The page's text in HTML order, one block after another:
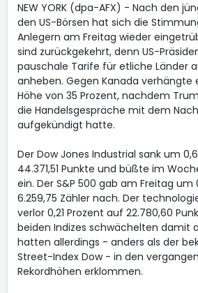
NEW YORK (dpa-AFX) - Nach den
den US-Börsen hat sich die
Anlegern am Freitag wieder
sind zurückgekehrt, denn US-
pauschale Tarife für etliche Länder
anheben. Gegen Kanada verhängte
Höhe von 35 Prozent, nachdem
die Handelsgespräche mit dem
aufgekündigt hatte.
Der Dow Jones Industrial sank um
44.371,51 Punkte und büßte im
ein. Der S&P 500 gab am Freitag um
6.259,75 Zähler nach. Der
verlor 0,21 Prozent auf 22.780,60
beiden Indizes schwächelten damit
hatten allerdings - anders als der
Street-Index Dow - in den
Rekordhöhen erklommen.